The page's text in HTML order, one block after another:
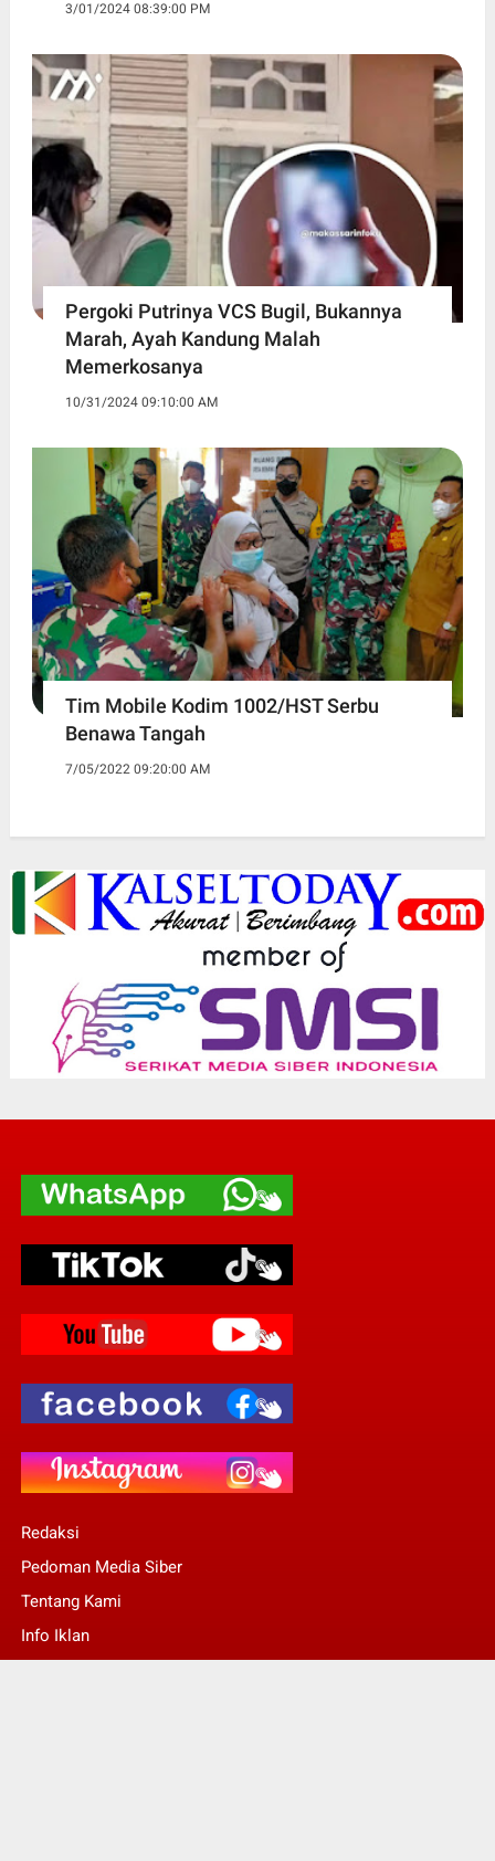
3/01/2024 08:39:00 PM
Pergoki Putrinya VCS Bugil, Bukannya
Marah, Ayah Kandung Malah
Memerkosanya
10/31/2024 09:10:00 AM
Tim Mobile Kodim 1002/HST Serbu
Benawa Tangah
7/05/2022 09:20:00 AM
Redaksi
Pedoman Media Siber
Tentang Kami
Info Iklan